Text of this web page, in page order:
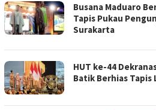
Busana Maduaro
Tapis Pukau
Surakarta
HUT ke-44
Batik Berhias Tapis